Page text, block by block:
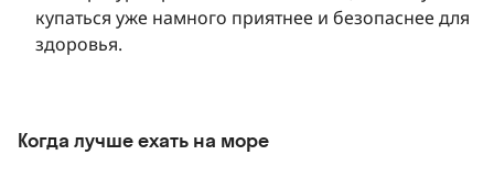
купаться уже намного приятнее и безопаснее для
здоровья.
Когда лучше ехать на море